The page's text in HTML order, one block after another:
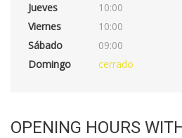
Jueves
10:00
Viernes
10:00
Sábado
09:00
Domingo
cerrado
OPENING HOURS